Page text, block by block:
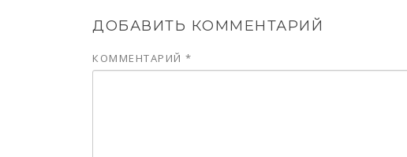
ДОБАВИТЬ КОММЕНТАРИЙ
КОММЕНТАРИЙ *